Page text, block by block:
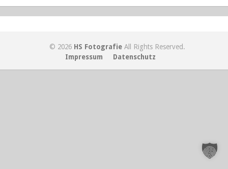
© 2026 HS Fotografie All Rights Reserved.
Impressum
Datenschutz